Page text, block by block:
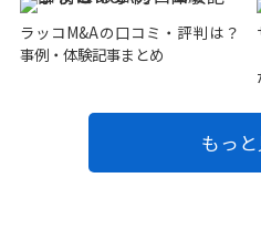
ラッコM&Aの口コミ・評判は？
事例・体験記事まとめ
もっ